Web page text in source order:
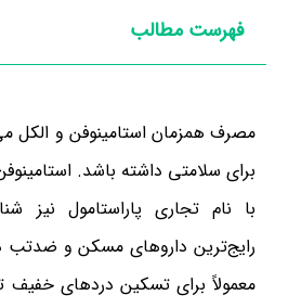
فهرست مطالب
مصرف همزمان استامینوفن و الکل
با نام تجاری پاراستامول نیز
رایج‌ترین داروهای مسکن و ضدتب
معمولاً برای تسکین دردهای خفیف